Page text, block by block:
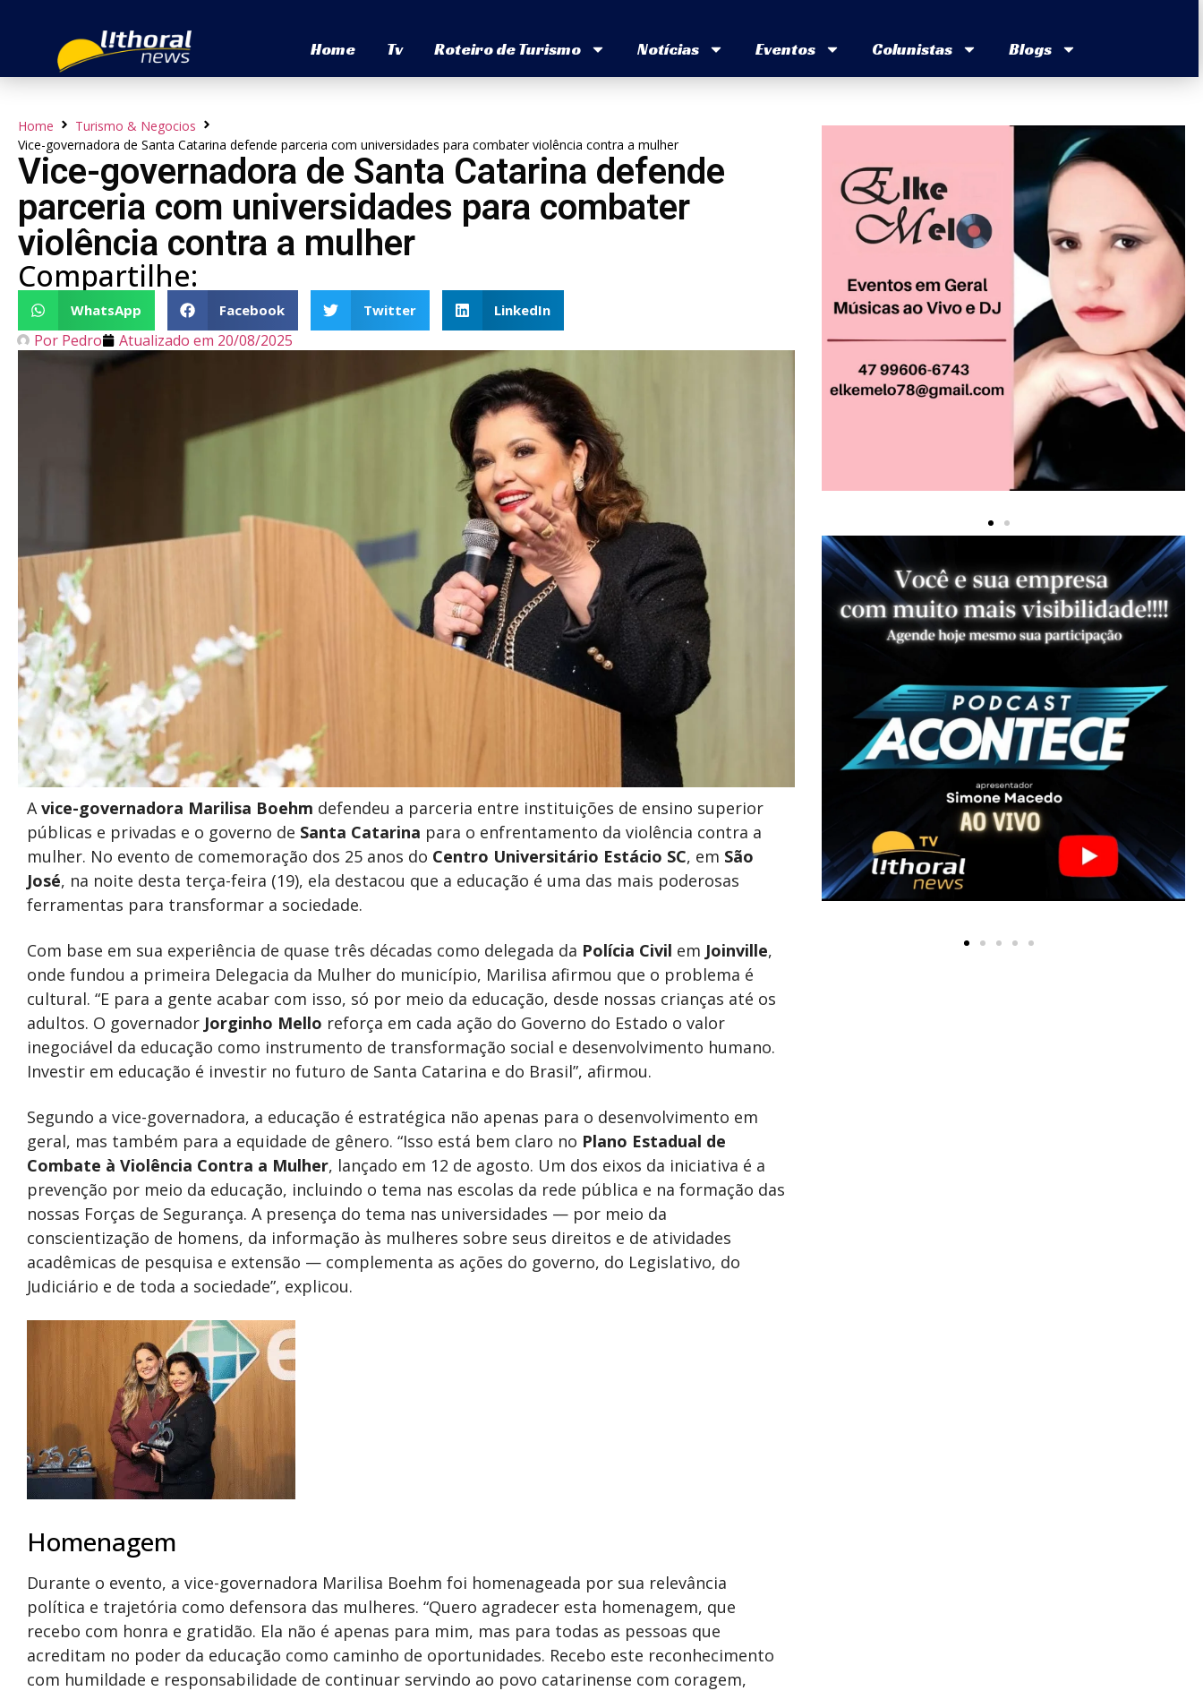
Home Tv Roteiro de Turismo Notícias Eventos Colunistas Blogs
Home
Turismo & Negocios
Vice-governadora de Santa Catarina defende parceria com universidades para combater violência contra a mulher
Vice-governadora de Santa Catarina defende
parceria com universidades para combater
violência contra a mulher
Compartilhe:
WhatsApp Facebook Twitter LinkedIn
Por Pedro Atualizado em 20/08/2025
Avice-governadora Marilisa Boehm defendeu a parceria entre instituições de ensino superior
públicas e privadas e o governo de Santa Catarina para o enfrentamento da violência contra a
mulher. No evento de comemoração dos 25 anos do Centro Universitário Estácio SC, em São
José, na noite desta terça-feira (19), ela destacou que a educação é uma das mais poderosas
ferramentas para transformar a sociedade.
Com base em sua experiência de quase três décadas como delegada da Polícia Civil em Joinville,
onde fundou a primeira Delegacia da Mulher do município, Marilisa afirmou que o problema é
cultural. “E para a gente acabar com isso, só por meio da educação, desde nossas crianças até os
adultos. O governador Jorginho Mello reforça em cada ação do Governo do Estado o valor
inegociável da educação como instrumento de transformação social e desenvolvimento humano.
Investir em educação é investir no futuro de Santa Catarina e do Brasil”, afirmou.
Segundo a vice-governadora, a educação é estratégica não apenas para o desenvolvimento em
geral, mas também para a equidade de gênero. “Isso está bem claro no Plano Estadual de
Combate à Violência Contra a Mulher, lançado em 12 de agosto. Um dos eixos da iniciativa é a
prevenção por meio da educação, incluindo o tema nas escolas da rede pública e na formação das
nossas Forças de Segurança. A presença do tema nas universidades — por meio da
conscientização de homens, da informação às mulheres sobre seus direitos e de atividades
acadêmicas de pesquisa e extensão — complementa as ações do governo, do Legislativo, do
Judiciário e de toda a sociedade”, explicou.
Homenagem
Durante o evento, a vice-governadora Marilisa Boehm foi homenageada por sua relevância
política e trajetória como defensora das mulheres. “Quero agradecer esta homenagem, que
recebo com honra e gratidão. Ela não é apenas para mim, mas para todas as pessoas que
acreditam no poder da educação como caminho de oportunidades. Recebo este reconhecimento
com humildade e responsabilidade de continuar servindo ao povo catarinense com coragem,